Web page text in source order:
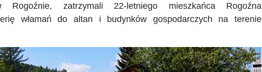
zatrzymali 22-letniego mieszkańca Rogoźna
włamań do altan i budynków gospodarczych na terenie